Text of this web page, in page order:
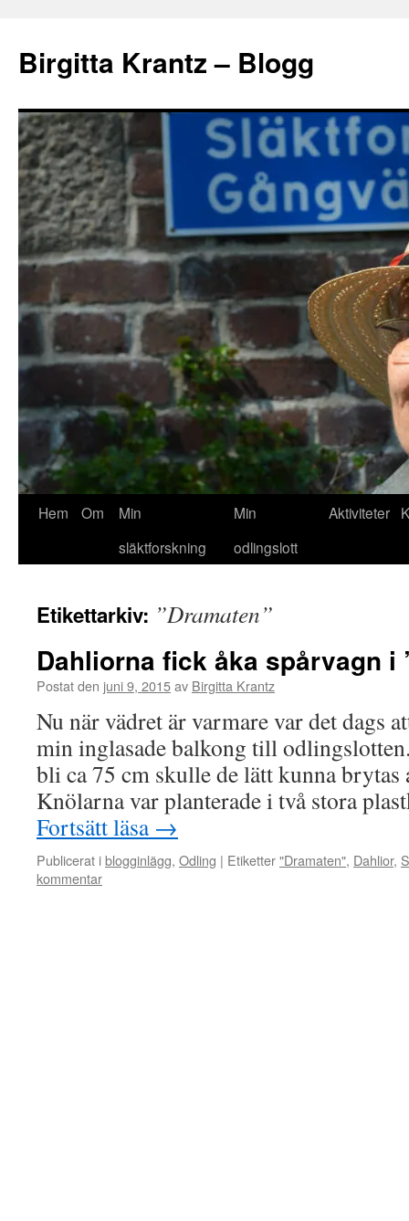
innehåll
Birgitta Krantz – Blogg
Hem Om
Min
släktforskning
Min
odlingslott
Aktiviteter
Etikettarkiv: ”Dramaten”
Dahliorna fick åka spårvagn i
Postat den juni 9, 2015av Birgitta Krantz
Nu när vädret är varmare var det dags
min inglasade balkong till
bli ca 75 cm skulle de lätt kunna brytas
Knölarna var planterade i två stora
Fortsätt läsa →
Publicerat iblogginlägg, Odling | Etiketter"Dramaten", Dahlior,
kommentar